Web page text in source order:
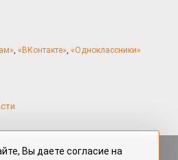
, «ВКонтакте», «Одноклассники»
Вы даете согласие на